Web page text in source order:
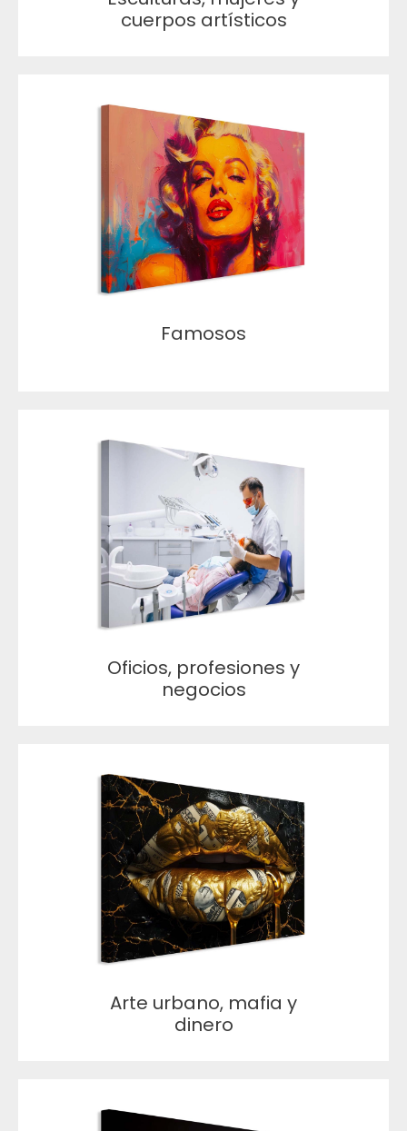
cuerpos artísticos
Famosos
Oficios, profesiones y
negocios
Arte urbano, mafia y
dinero